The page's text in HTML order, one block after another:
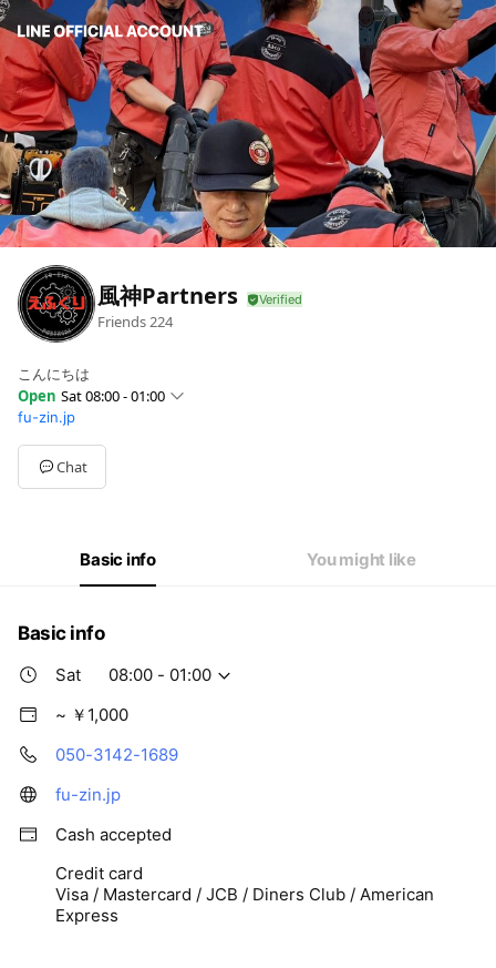
風神Partners
Friends224
こんにちは
Open Sat 08:00 - 01:00
Sun08:00 - 01:00
Mon08:00 - 01:00
Tue08:00 - 01:00
Wed08:00 - 01:00
08:00 - 01:00
fu-zin.jp
Chat
Basic info You might like
Basic info
Sat
08:00 - 01:00
~ ￥1,000
050-3142-1689
fu-zin.jp
Cash accepted
Credit card
Visa / Mastercard / JCB / Diners Club / American
Express